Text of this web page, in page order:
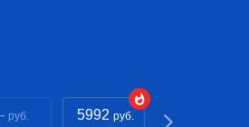
руб.
5992 руб.